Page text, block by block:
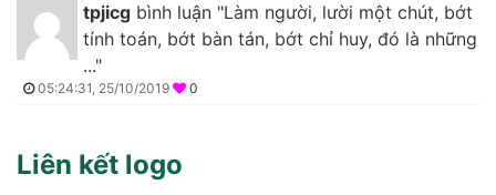
tpjicg bình luận "Làm người, lười một chút, bớt
tính toán, bớt bàn tán, bớt chỉ huy, đó là những
..."
05:24:31, 25/10/2019 0
Liên kết logo